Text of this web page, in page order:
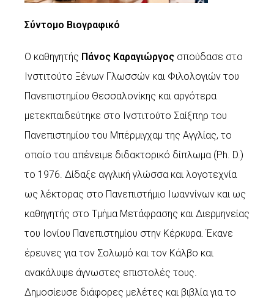
Σύντομο Βιογραφικό
O καθηγητής Πάνος Καραγιώργος σπούδασε στο
Ινστιτούτο Ξένων Γλωσσών και Φιλολογιών του
Πανεπιστημίου Θεσσαλονίκης και αργότερα
μετεκπαιδεύτηκε στο Ινστιτούτο Σαίξπηρ του
Πανεπιστημίου του Μπέρμιγχαμ της Αγγλίας, το
οποίο του απένειμε διδακτορικό δίπλωμα (Ph. D.)
το 1976. Δίδαξε αγγλική γλώσσα και λογοτεχνία
ως λέκτορας στο Πανεπιστήμιο Ιωαννίνων και ως
καθηγητής στο Τμήμα Μετάφρασης και Διερμηνείας
του Ιονίου Πανεπιστημίου στην Κέρκυρα. Έκανε
έρευνες για τον Σολωμό και τον Κάλβο και
ανακάλυψε άγνωστες επιστολές τους.
Δημοσίευσε διάφορες μελέτες και βιβλία για το